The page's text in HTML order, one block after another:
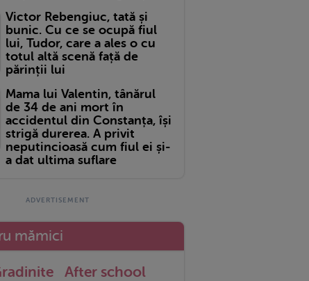
Victor Rebengiuc, tată și
bunic. Cu ce se ocupă fiul
lui, Tudor, care a ales o cu
totul altă scenă față de
părinții lui
Mama lui Valentin, tânărul
de 34 de ani mort în
accidentul din Constanța, își
strigă durerea. A privit
neputincioasă cum fiul ei și-
a dat ultima suflare
mămici
After school